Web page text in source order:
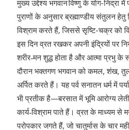
मुख्य उद्देश्य भगवान विष्णु के योग-निद्रा
पुराणों के अनुसार ब्रह्माण्डीय संतुलन हेतु
विश्राम करते हैं, जिससे सृष्टि-चक्र को
इस दिन व्रत रखकर अपनी इंद्रियों पर
शरीर‑मन शुद्ध होता है और आत्मा प्रभु
दौरान भक्तगण भगवान को कमल, शंख,
अर्पित करते हैं। यह पर्व सनातन धर्म में
भी प्रतीक है—बरसात में भूमि आरोग्य
कार्य‑विश्राम पाते हैं। व्रत के माध्यम
परोपकार जगते हैं, जो चातुर्मास के चार